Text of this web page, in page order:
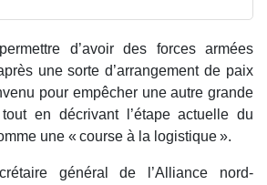
d’avoir des forces armées
une sorte d’arrangement de paix
pour empêcher une autre grande
en décrivant l’étape actuelle du
une « course à la logistique ».
général de l’Alliance nord-